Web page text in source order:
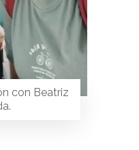
con Beatriz